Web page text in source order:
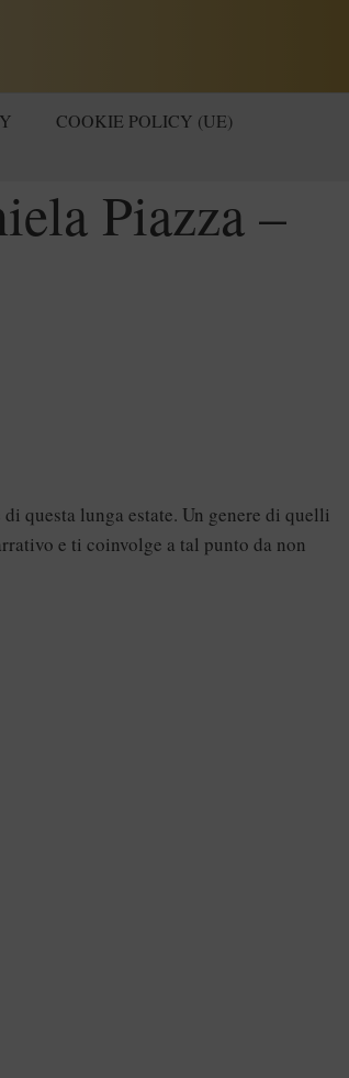
COOKIE POLICY (UE)
Piazza –
questa lunga estate. Un genere di quelli
e ti coinvolge a tal punto da non